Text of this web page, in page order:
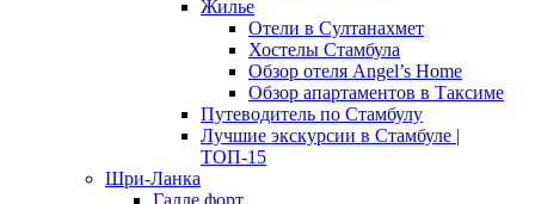
Жилье
Отели в Султанахмет
Хостелы Стамбула
Обзор отеля Angel’s Home
Обзор апартаментов в Таксиме
Путеводитель по Стамбулу
Лучшие экскурсии в Стамбуле |
ТОП-15
Шри-Ланка
Галле форт